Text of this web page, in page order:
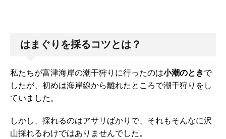
はまぐりを採るコツとは？
私たちが富津海岸の潮干狩りに行ったのは小潮のときで
したが、初めは海岸線から離れたところで潮干狩りをし
ていました。
しかし、採れるのはアサリばかりで、それもそんなに沢
山採れるわけではありませんでした。